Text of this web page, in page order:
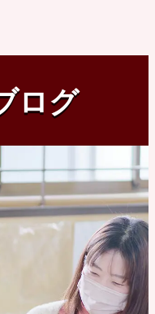
ログ